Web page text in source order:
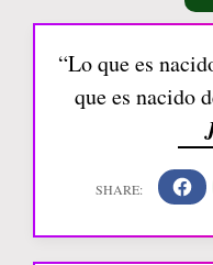
“Lo que es
que es nacido